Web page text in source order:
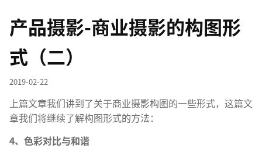
产品摄影-商业摄影的构图形
式（二）
2019-02-22
上篇文章我们讲到了关于商业摄影构图的一些形式，这篇文
章我们将继续了解构图形式的方法：
4、色彩对比与和谐